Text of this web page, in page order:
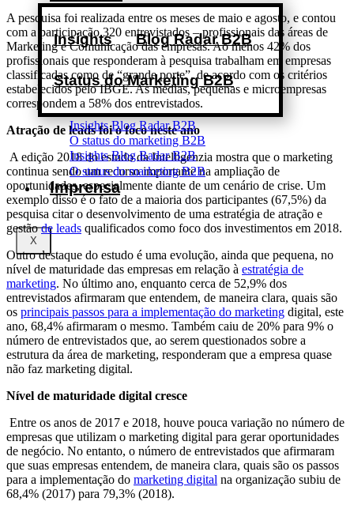
Insights Blog Radar B2B
Status do Marketing B2B
Insights Blog Radar B2B
O status do marketing B2B
Insights Blog Radar B2B
O status do marketing B2B
Imprensa
X
A pesquisa foi realizada entre os meses de maio e agosto, e contou
com a participação 320 entrevistados – profissionais das áreas de
Marketing e Comunicação das empresas. Ao menos 42% dos
profissionais que responderam à pesquisa trabalham em empresas
classificadas como de “grande porte”, de acordo com os critérios
estabelecidos pelo IBGE. As médias, pequenas e microempresas
correspondem a 58% dos entrevistados.
Atração de leads foi o foco neste ano
A edição 2018 do estudo da Intelligenzia mostra que o marketing
continua sendo um recurso importante na ampliação de
oportunidades, especialmente diante de um cenário de crise. Um
exemplo disso é o fato de a maioria dos participantes (67,5%) da
pesquisa citar o desenvolvimento de uma estratégia de atração e
gestãode leads qualificados como foco dos investimentos em 2018.
Outro destaque do estudo é uma evolução, ainda que pequena, no
nível de maturidade das empresas em relação à estratégia de
marketing. No último ano, enquanto cerca de 52,9% dos
entrevistados afirmaram que entendem, de maneira clara, quais são
os principais passos para a implementação do marketing digital, este
ano, 68,4% afirmaram o mesmo. Também caiu de 20% para 9% o
número de entrevistados que, ao serem questionados sobre a
estrutura da área de marketing, responderam que a empresa quase
não faz marketing digital.
Nível de maturidade digital cresce
Entre os anos de 2017 e 2018, houve pouca variação no número de
empresas que utilizam o marketing digital para gerar oportunidades
de negócio. No entanto, o número de entrevistados que afirmaram
que suas empresas entendem, de maneira clara, quais são os passos
para a implementação do marketing digital na organização subiu de
68,4% (2017) para 79,3% (2018).